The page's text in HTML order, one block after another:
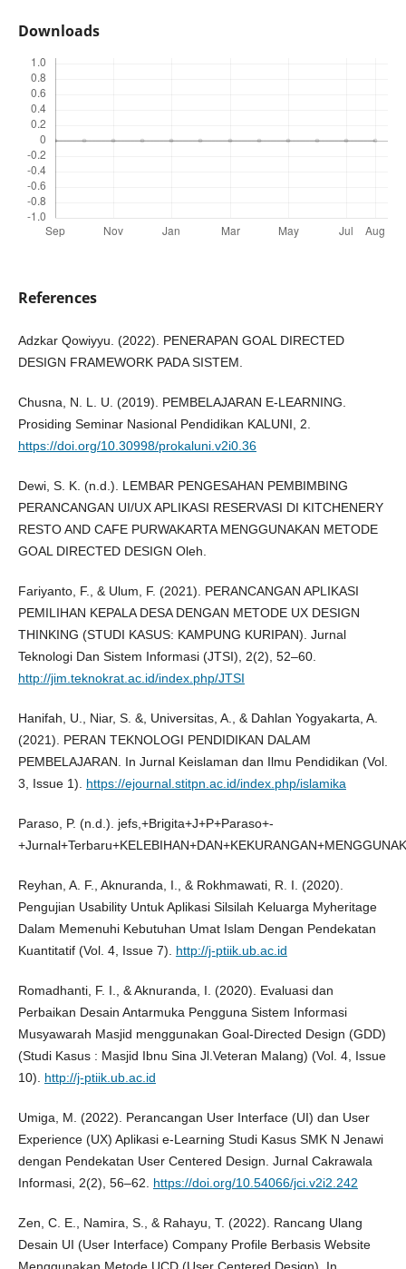
Downloads
References
Adzkar Qowiyyu. (2022). PENERAPAN GOAL DIRECTED
DESIGN FRAMEWORK PADA SISTEM.
Chusna, N. L. U. (2019). PEMBELAJARAN E-LEARNING.
Prosiding Seminar Nasional Pendidikan KALUNI, 2.
https://doi.org/10.30998/prokaluni.v2i0.36
Dewi, S. K. (n.d.). LEMBAR PENGESAHAN PEMBIMBING
PERANCANGAN UI/UX APLIKASI RESERVASI DI KITCHENERY
RESTO AND CAFE PURWAKARTA MENGGUNAKAN METODE
GOAL DIRECTED DESIGN Oleh.
Fariyanto, F., & Ulum, F. (2021). PERANCANGAN APLIKASI
PEMILIHAN KEPALA DESA DENGAN METODE UX DESIGN
THINKING (STUDI KASUS: KAMPUNG KURIPAN). Jurnal
Teknologi Dan Sistem Informasi (JTSI), 2(2), 52–60.
http://jim.teknokrat.ac.id/index.php/JTSI
Hanifah, U., Niar, S. &, Universitas, A., & Dahlan Yogyakarta, A.
(2021). PERAN TEKNOLOGI PENDIDIKAN DALAM
PEMBELAJARAN. In Jurnal Keislaman dan Ilmu Pendidikan (Vol.
3, Issue 1). https://ejournal.stitpn.ac.id/index.php/islamika
Paraso, P. (n.d.). jefs,+Brigita+J+P+Paraso+-
Reyhan, A. F., Aknuranda, I., & Rokhmawati, R. I. (2020).
Pengujian Usability Untuk Aplikasi Silsilah Keluarga Myheritage
Dalam Memenuhi Kebutuhan Umat Islam Dengan Pendekatan
Kuantitatif (Vol. 4, Issue 7). http://j-ptiik.ub.ac.id
Romadhanti, F. I., & Aknuranda, I. (2020). Evaluasi dan
Perbaikan Desain Antarmuka Pengguna Sistem Informasi
Musyawarah Masjid menggunakan Goal-Directed Design (GDD)
(Studi Kasus : Masjid Ibnu Sina Jl.Veteran Malang) (Vol. 4, Issue
10). http://j-ptiik.ub.ac.id
Umiga, M. (2022). Perancangan User Interface (UI) dan User
Experience (UX) Aplikasi e-Learning Studi Kasus SMK N Jenawi
dengan Pendekatan User Centered Design. Jurnal Cakrawala
Informasi, 2(2), 56–62. https://doi.org/10.54066/jci.v2i2.242
Zen, C. E., Namira, S., & Rahayu, T. (2022). Rancang Ulang
Desain UI (User Interface) Company Profile Berbasis Website